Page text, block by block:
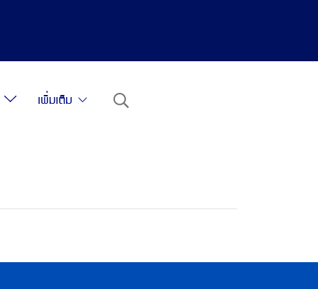
เพิ่มเติม